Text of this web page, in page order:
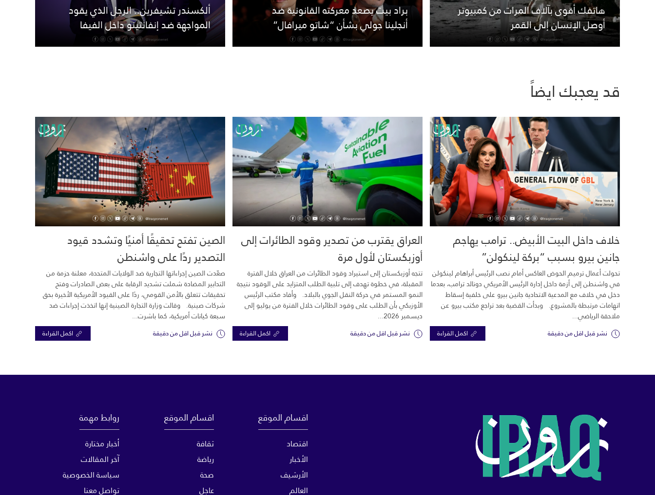
هاتفك أقوى بآلاف المرات من كمبيوتر
أوصل الإنسان إلى القمر
براد بيت يصعد معركته القانونية ضد
أنجلينا جولي بشأن “شاتو ميرافال”
ألكسندر تشيفرين.. الرجل الذي يقود
المواجهة ضد إنفانتينو داخل الفيفا
قد يعجبك ايضاً
خلاف داخل البيت الأبيض.. ترامب يهاجم
جانين بيرو بسبب “بركة لينكولن”
تحولت أعمال ترميم الحوض العاكس أمام نصب الرئيس أبراهام لينكولن
في واشنطن إلى أزمة داخل إدارة الرئيس الأمريكي دونالد ترامب، بعدما
دخل في خلاف مع المدعية الاتحادية جانين بيرو على خلفية إسقاط
اتهامات مرتبطة بالمشروع. وبدأت القضية بعد تراجع مكتب بيرو عن
ملاحقة الرياضي...
نشر قبل اقل من دقيقة اكمل القراءة
العراق يقترب من تصدير وقود الطائرات إلى
أوزبكستان لأول مرة
تتجه أوزبكستان إلى استيراد وقود الطائرات من العراق خلال الفترة
المقبلة، في خطوة تهدف إلى تلبية الطلب المتزايد على الوقود نتيجة
النمو المستمر في حركة النقل الجوي بالبلاد. وأفاد مكتب الرئيس
الأوزبكي بأن الطلب على وقود الطائرات خلال الفترة من يوليو إلى
ديسمبر 2026...
نشر قبل اقل من دقيقة اكمل القراءة
الصين تفتح تحقيقًا أمنيًا وتشدد قيود
التصدير ردًا على واشنطن
صعّدت الصين إجراءاتها التجارية ضد الولايات المتحدة، معلنة حزمة من
التدابير المضادة شملت تشديد الرقابة على بعض الصادرات وفتح
تحقيقات تتعلق بالأمن القومي، ردًا على القيود الأمريكية الأخيرة بحق
شركات صينية. وقالت وزارة التجارة الصينية إنها اتخذت إجراءات ضد
سبعة كيانات أمريكية، كما باشرت...
نشر قبل اقل من دقيقة اكمل القراءة
اقسام الموقع
اقتصاد
الأخبار
الأرشيف
العالم
اقسام الموقع
ثقافة
رياضة
صحة
عاجل
روابط مهمة
أخبار مختارة
آخر المقالات
سياسة الخصوصية
تواصل معنا